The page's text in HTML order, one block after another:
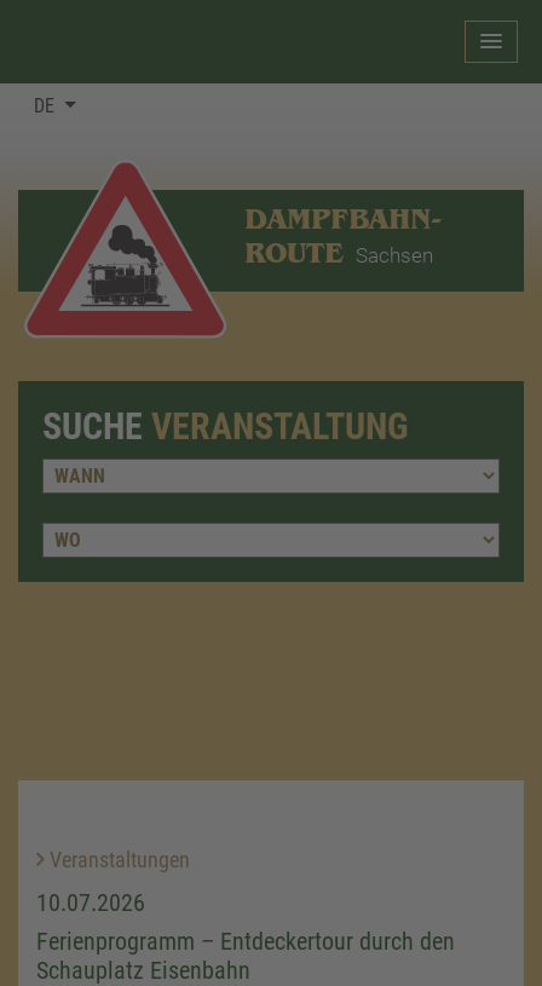
DE
DAMPFBAHN-
ROUTE Sachsen
SUCHE VERANSTALTUNG
Veranstaltungen
10.07.2026
Ferienprogramm – Entdeckertour durch den
Schauplatz Eisenbahn